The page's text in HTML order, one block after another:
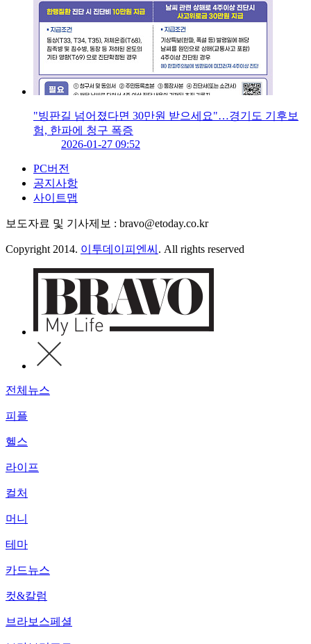
"빙판길 넘어졌다면 30만원 받으세요"…경기도 기후보
험, 한파에 청구 폭증
2026-01-27 09:52
PC버전
공지사항
사이트맵
보도자료 및 기사제보 : bravo@etoday.co.kr
Copyright 2014. 이투데이피엔씨 . All rights reserved
전체뉴스
피플
헬스
라이프
컬처
머니
테마
카드뉴스
컷&칼럼
브라보스페셜